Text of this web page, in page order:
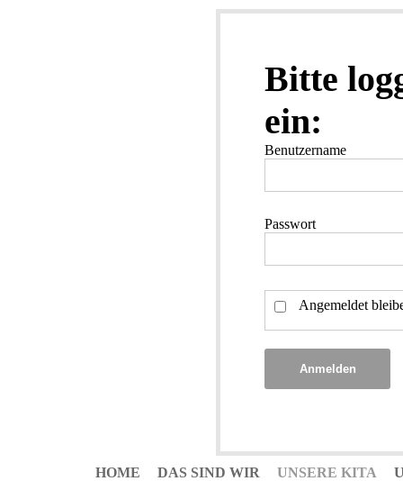
Bitte
ein:
Benutzername
Passwort
Angemeldet
Anmelden
HOME DAS SIND WIR UNSERE KITA